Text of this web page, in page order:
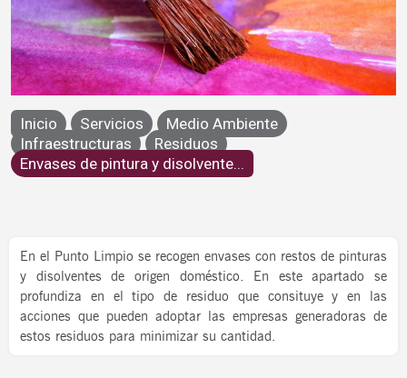
Envases de pintura y disolventes
Inicio Servicios
Medio Ambiente
Infraestructuras
Residuos
Envases de pintura y disolvente...
En el Punto Limpio se recogen envases con restos de pinturas
y disolventes de origen doméstico. En este apartado se
profundiza en el tipo de residuo que consituye y en las
acciones que pueden adoptar las empresas generadoras de
estos residuos para minimizar su cantidad.